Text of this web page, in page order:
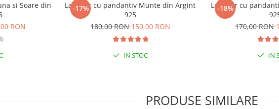
si Soare din
RON
-17%
Lantisor cu pandantiv Munte din Argint
925
180,00 RON150,00 RON
IN STOC
-18%
Lantisor cu
170,00 RON
IN
PRODUSE SIMILARE